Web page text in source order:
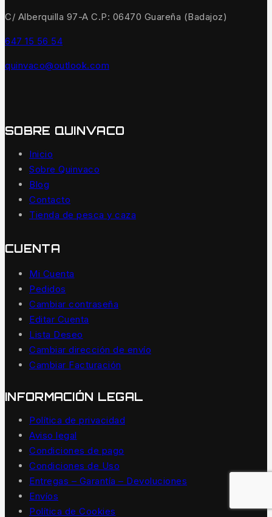
C/ Alberquilla 97-A C.P: 06470 Guareña (Badajoz)
647 15 56 54
quinvaco@outlook.com
SOBRE QUINVACO
Inicio
Sobre Quinvaco
Blog
Contacto
Tienda de pesca y caza
CUENTA
Mi Cuenta
Pedidos
Cambiar contraseña
Editar Cuenta
Lista Deseo
Cambiar dirección de envío
Cambiar Facturación
INFORMACIÓN LEGAL
Política de privacidad
Aviso legal
Condiciones de pago
Condiciones de Uso
Entregas – Garantía – Devoluciones
Envíos
Política de Cookies